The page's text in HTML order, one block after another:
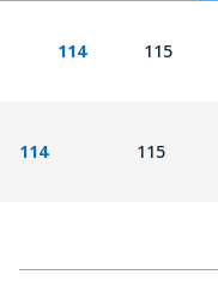
114 115
114 115